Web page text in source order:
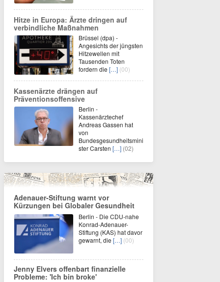
Hitze in Europa: Ärzte dringen auf
verbindliche Maßnahmen
Brüssel (dpa) -
Angesichts der jüngsten
Hitzewellen mit
Tausenden Toten
fordern die […] (00)
Kassenärzte drängen auf
Präventionsoffensive
Berlin -
Kassenärztechef
Andreas Gassen hat
von
Bundesgesundheitsmini
ster Carsten […] (02)
Adenauer-Stiftung warnt vor
Kürzungen bei Globaler Gesundheit
Berlin - Die CDU-nahe
Konrad-Adenauer-
Stiftung (KAS) hat davor
gewarnt, die […] (00)
Jenny Elvers offenbart finanzielle
Probleme: 'Ich bin broke'